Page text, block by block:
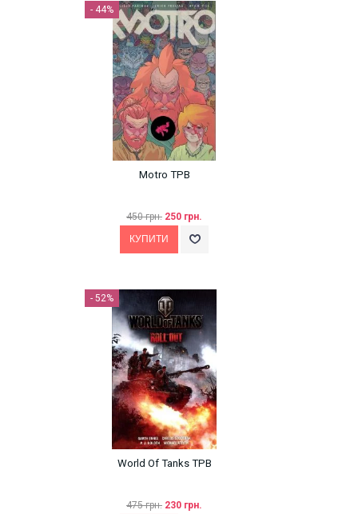
- 44%
Motro TPB
450 грн. 250 грн.
- 52%
World Of Tanks TPB
475 грн. 230 грн.